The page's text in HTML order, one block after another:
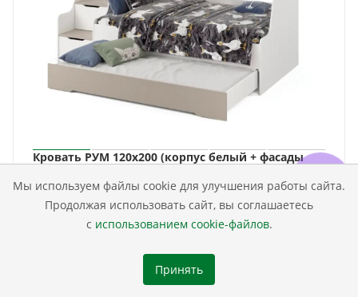
Мы используем файлы cookie для улучшения работы сайта.
Продолжая использовать сайт, вы соглашаетесь
с использованием cookie-файлов.
Принять
Кровать РУМ 120х200 (корпус белый + фасады
79 900₽